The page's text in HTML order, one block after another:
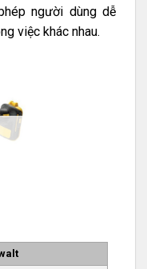
người dùng dễ
việc khác nhau.